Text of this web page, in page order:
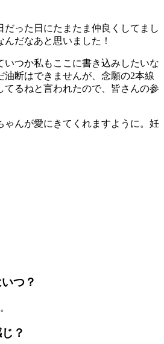
だった日にたまたま仲良くしてまし
だなあと思いました！
いつか私もここに書き込みしたいな
油断はできませんが、念願の2本線
てるねと言われたので、皆さんの参
ゃんが愛にきてくれますように。妊
つ？
？